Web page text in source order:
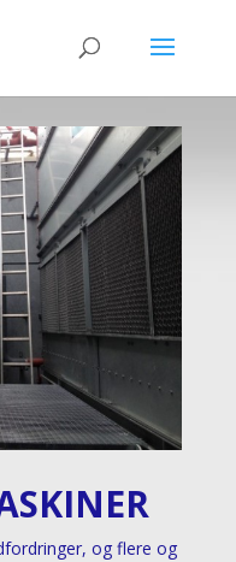
og flere og